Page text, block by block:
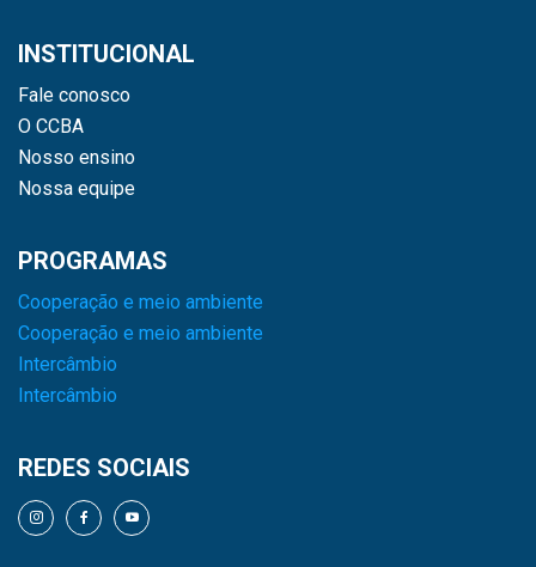
INSTITUCIONAL
Fale conosco
O CCBA
Nosso ensino
Nossa equipe
PROGRAMAS
Cooperação e meio ambiente
Cooperação e meio ambiente
Intercâmbio
Intercâmbio
REDES SOCIAIS